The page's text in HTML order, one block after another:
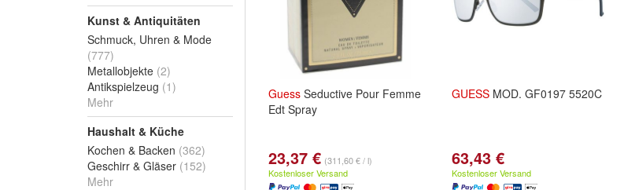
Kunst & Antiquitäten
Schmuck, Uhren & Mode
(777)
Metallobjekte (2)
Antikspielzeug (1)
Mehr
Haushalt & Küche
Kochen & Backen (362)
Geschirr & Gläser (152)
Mehr
Guess Seductive Pour Femme
Edt Spray
23,37 € (311,60 € / l)
Kostenloser Versand
GUESS MOD. GF0197 5520C
63,43 €
Kostenloser Versand